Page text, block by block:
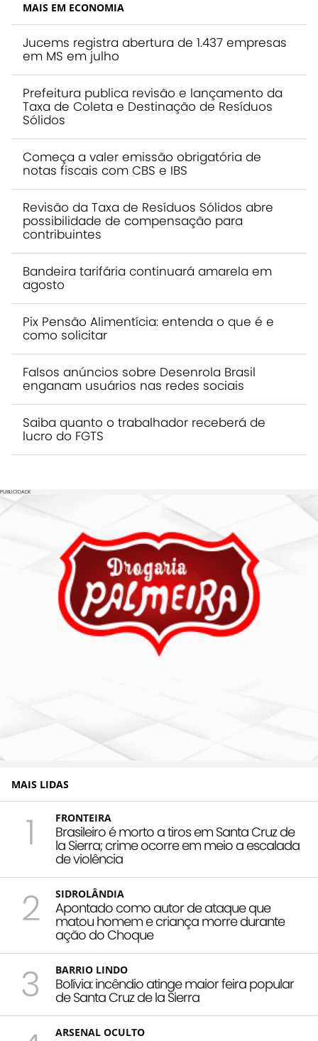
MAIS EM ECONOMIA
Jucems registra abertura de 1.437 empresas
em MS em julho
Prefeitura publica revisão e lançamento da
Taxa de Coleta e Destinação de Resíduos
Sólidos
Começa a valer emissão obrigatória de
notas fiscais com CBS e IBS
Revisão da Taxa de Resíduos Sólidos abre
possibilidade de compensação para
contribuintes
Bandeira tarifária continuará amarela em
agosto
Pix Pensão Alimentícia: entenda o que é e
como solicitar
Falsos anúncios sobre Desenrola Brasil
enganam usuários nas redes sociais
Saiba quanto o trabalhador receberá de
lucro do FGTS
PUBLICIDADE
MAIS LIDAS
1 FRONTEIRA
Brasileiro é morto a tiros em Santa Cruz de
la Sierra; crime ocorre em meio a escalada
de violência
2 SIDROLÂNDIA
Apontado como autor de ataque que
matou homem e criança morre durante
ação do Choque
3 BARRIO LINDO
Bolívia: incêndio atinge maior feira popular
de Santa Cruz de la Sierra
ARSENAL OCULTO